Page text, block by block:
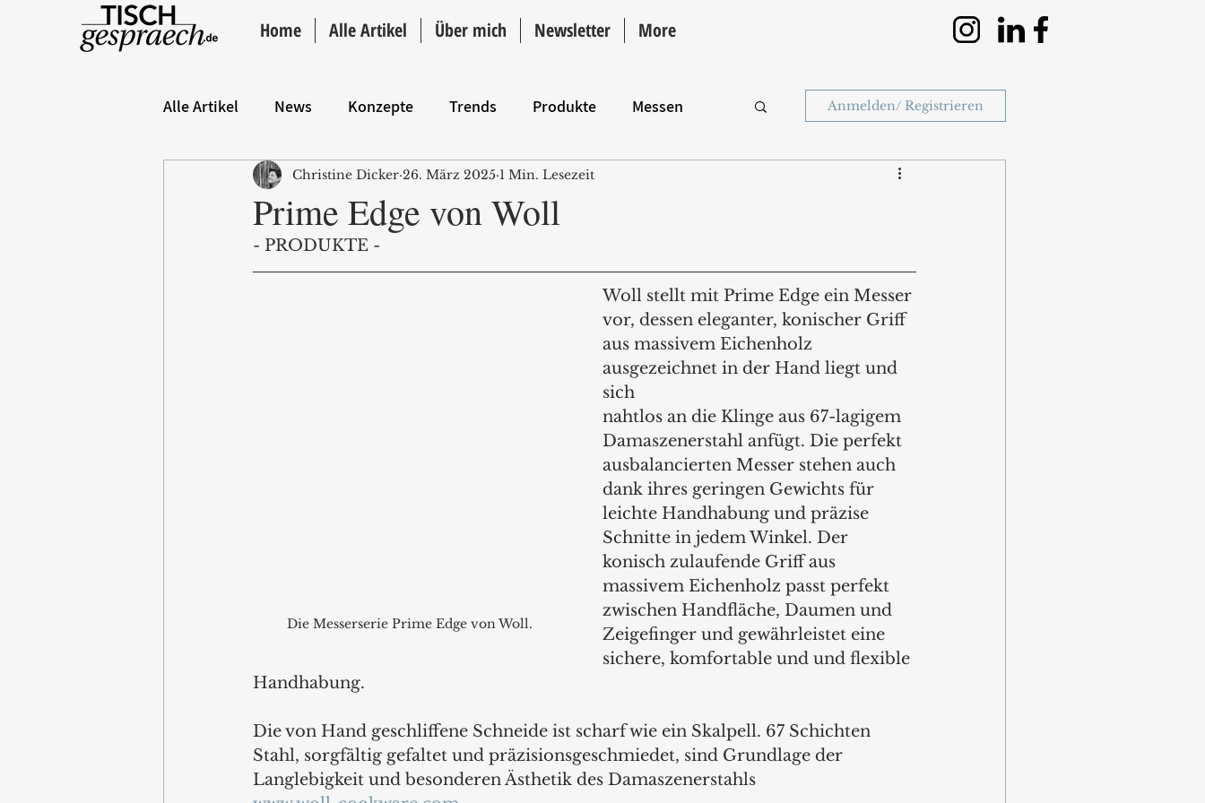
Home Alle Artikel Über mich Newsletter More
Alle Artikel News Konzepte Trends Produkte Messen
Hintergrund ANZEIGE Intro
Anmelden/ Registrieren
Prime Edge von Woll
Christine Dicker 26. März 2025 1 Min. Lesezeit
- PRODUKTE -
Die Messerserie Prime Edge von Woll.
Woll stellt mit Prime Edge ein Messer
vor, dessen eleganter, konischer Griff
aus massivem Eichenholz
ausgezeichnet in der Hand liegt und
sich
nahtlos an die Klinge aus 67-lagigem
Damaszenerstahl anfügt. Die perfekt
ausbalancierten Messer stehen auch
dank ihres geringen Gewichts für
leichte Handhabung und präzise
Schnitte in jedem Winkel. Der
konisch zulaufende Griff aus
massivem Eichenholz passt perfekt
zwischen Handfläche, Daumen und
Zeigefinger und gewährleistet eine
sichere, komfortable und und flexible
Handhabung.
Die von Hand geschliffene Schneide ist scharf wie ein Skalpell. 67 Schichten
Stahl, sorgfältig gefaltet und präzisionsgeschmiedet, sind Grundlage der
Langlebigkeit und besonderen Ästhetik des Damaszenerstahls